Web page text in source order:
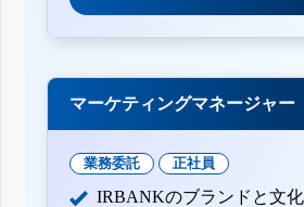
マーケティングマネージャー
業務委託 正社員
IRBANKのブランドと文化